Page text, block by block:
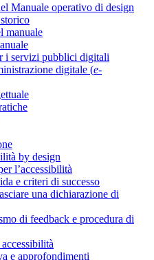
Manuale operativo di design
manuale
i servizi pubblici digitali
digitale (e-
by design
l’accessibilità
e criteri di successo
una dichiarazione di
di feedback e procedura di
e approfondimenti